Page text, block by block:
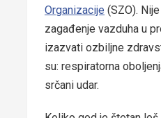
Organizacije (SZO).
zagađenje vazduha u
izazvati ozbiljne
su: respiratorna
srčani udar.